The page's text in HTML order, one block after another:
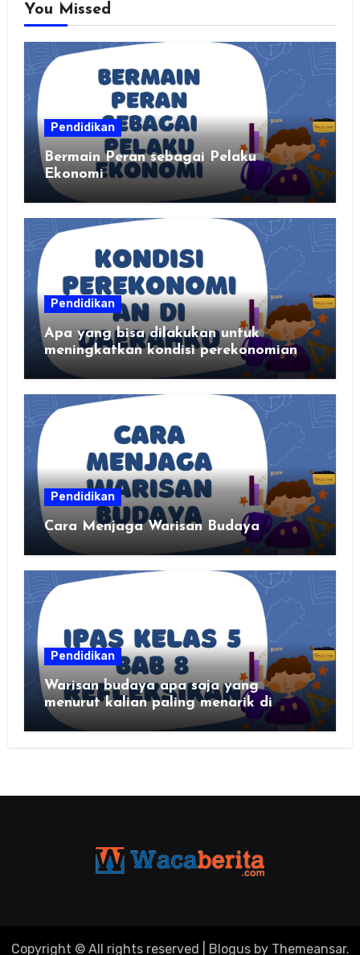
You Missed
Pendidikan
Bermain Peran sebagai Pelaku
Ekonomi
Pendidikan
Apa yang bisa dilakukan untuk
meningkatkan kondisi perekonomian
daerahku?
Pendidikan
Cara Menjaga Warisan Budaya
Pendidikan
Warisan budaya apa saja yang
menurut kalian paling menarik di
Copyright © All rights reserved Blogusby Themeansar.